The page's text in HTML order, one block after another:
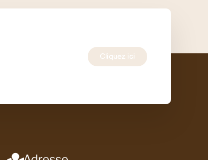
Cliquez ici